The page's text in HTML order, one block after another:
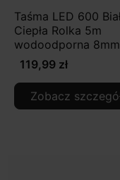
Taśma LED 600
Ciepła Rolka 5m
wodoodporna 8mm
119,99 zł
Zobacz